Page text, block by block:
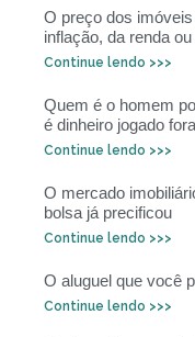
O preço dos
inflação, da renda
Continue lendo >>>
Quem é o homem
é dinheiro jogado
Continue lendo >>>
O mercado
bolsa já precificou
Continue lendo >>>
O aluguel que você
Continue lendo >>>